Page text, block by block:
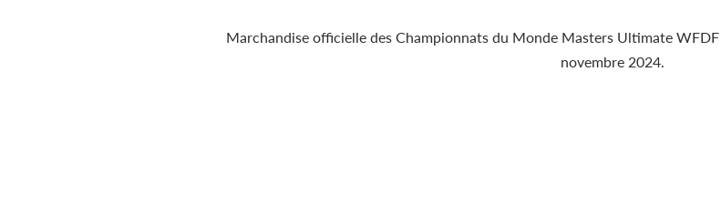
Marchandise officielle des Championnats du Monde Masters Ultimate
novembre 2024.